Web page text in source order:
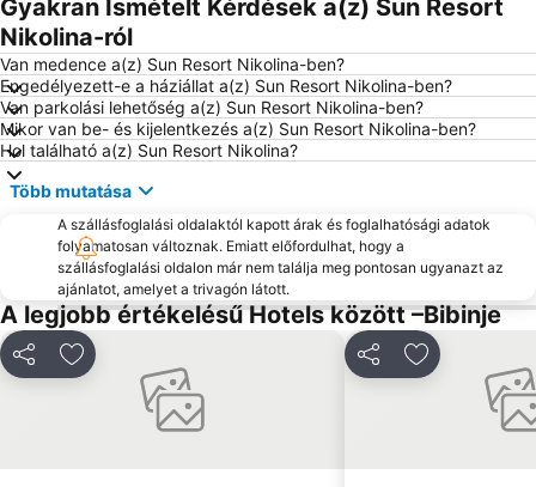
Stari Grad Pag
Grad Biograd na Moru
Ždrijac
Sveti Šime
Ferry Biograd-Tkon
Obala kralja Petra Krešimira IV
Gyakran Ismételt Kérdések a(z) Sun Resort
Nikolina-ról
Van medence a(z) Sun Resort Nikolina-ben?
Engedélyezett-e a háziállat a(z) Sun Resort Nikolina-ben?
Van parkolási lehetőség a(z) Sun Resort Nikolina-ben?
Mikor van be- és kijelentkezés a(z) Sun Resort Nikolina-ben?
Hol található a(z) Sun Resort Nikolina?
Több mutatása
A szállásfoglalási oldalaktól kapott árak és foglalhatósági adatok
folyamatosan változnak. Emiatt előfordulhat, hogy a
szállásfoglalási oldalon már nem találja meg pontosan ugyanazt az
ajánlatot, amelyet a trivagón látott.
A legjobb értékelésű Hotels között –Bibinje
MegosztásHozzáadás a kedvencekhez MegosztásHozzáadás